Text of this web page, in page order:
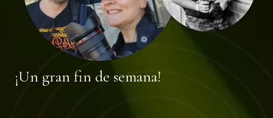
¡Un gran fin de semana!